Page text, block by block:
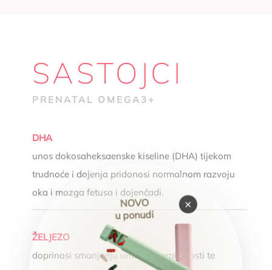
SASTOJCI
PRENATAL OMEGA3+
DHA
unos dokosaheksaenske kiseline (DHA) tijekom
trudnoće i dojenja pridonosi normalnom razvoju
oka i mozga fetusa i dojenčadi.
ŽELJEZO
doprinosi smanjenju umora i iscrpljenosti te
×
NOVO
u ponudi